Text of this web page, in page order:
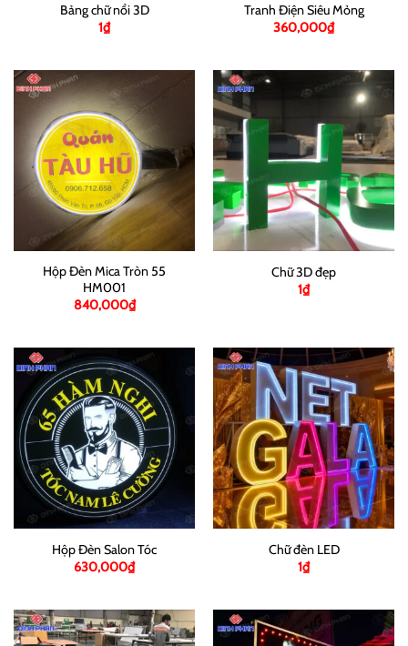
Bảng chữ nổi 3D
1₫
Tranh Điện Siêu Mỏng
360,000₫
Hộp Đèn Mica Tròn 55
HM001
840,000₫
Chữ 3D đẹp
1₫
Hộp Đèn Salon Tóc
630,000₫
Chữ đèn LED
1₫